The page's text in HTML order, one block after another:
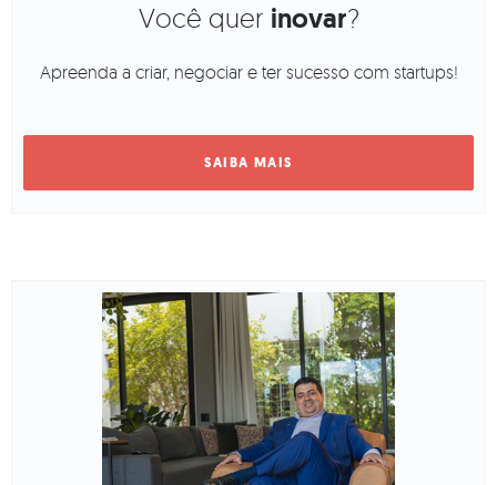
Você quer inovar?
Apreenda a criar, negociar e ter sucesso com startups!